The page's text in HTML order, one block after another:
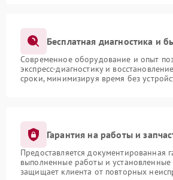
Бесплатная диагностика и
Современное оборудование и опыт
экспресс-диагностику и
сроки, минимизируя время без
Гарантия на работы и
Предоставляется документированная
выполненные работы и установленные
защищает клиента от повторных